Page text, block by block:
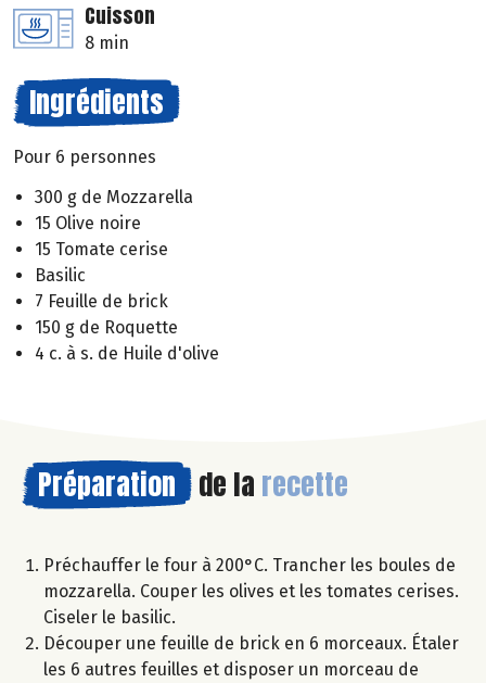
Cuisson
8 min
Ingrédients
Pour 6 personnes
300 g de Mozzarella
15 Olive noire
15 Tomate cerise
Basilic
7 Feuille de brick
150 g de Roquette
4 c. à s. de Huile d'olive
Préparation de la recette
Préchauffer le four à 200°C. Trancher les boules de
mozzarella. Couper les olives et les tomates cerises.
Ciseler le basilic.
Découper une feuille de brick en 6 morceaux. Étaler
les 6 autres feuilles et disposer un morceau de